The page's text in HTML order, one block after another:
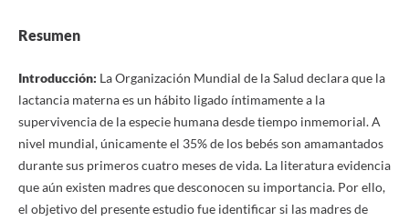
Resumen
Introducción: La Organización Mundial de la Salud declara que la
lactancia materna es un hábito ligado íntimamente a la
supervivencia de la especie humana desde tiempo inmemorial. A
nivel mundial, únicamente el 35% de los bebés son amamantados
durante sus primeros cuatro meses de vida. La literatura evidencia
que aún existen madres que desconocen su importancia. Por ello,
el objetivo del presente estudio fue identificar si las madres de